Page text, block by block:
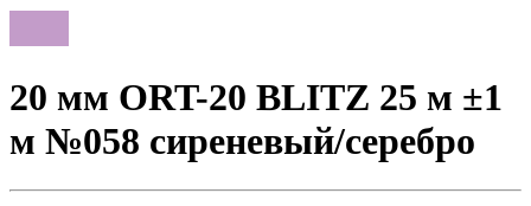
20 мм ORT-20 BLITZ 25 м ±1
м №058 сиреневый/серебро